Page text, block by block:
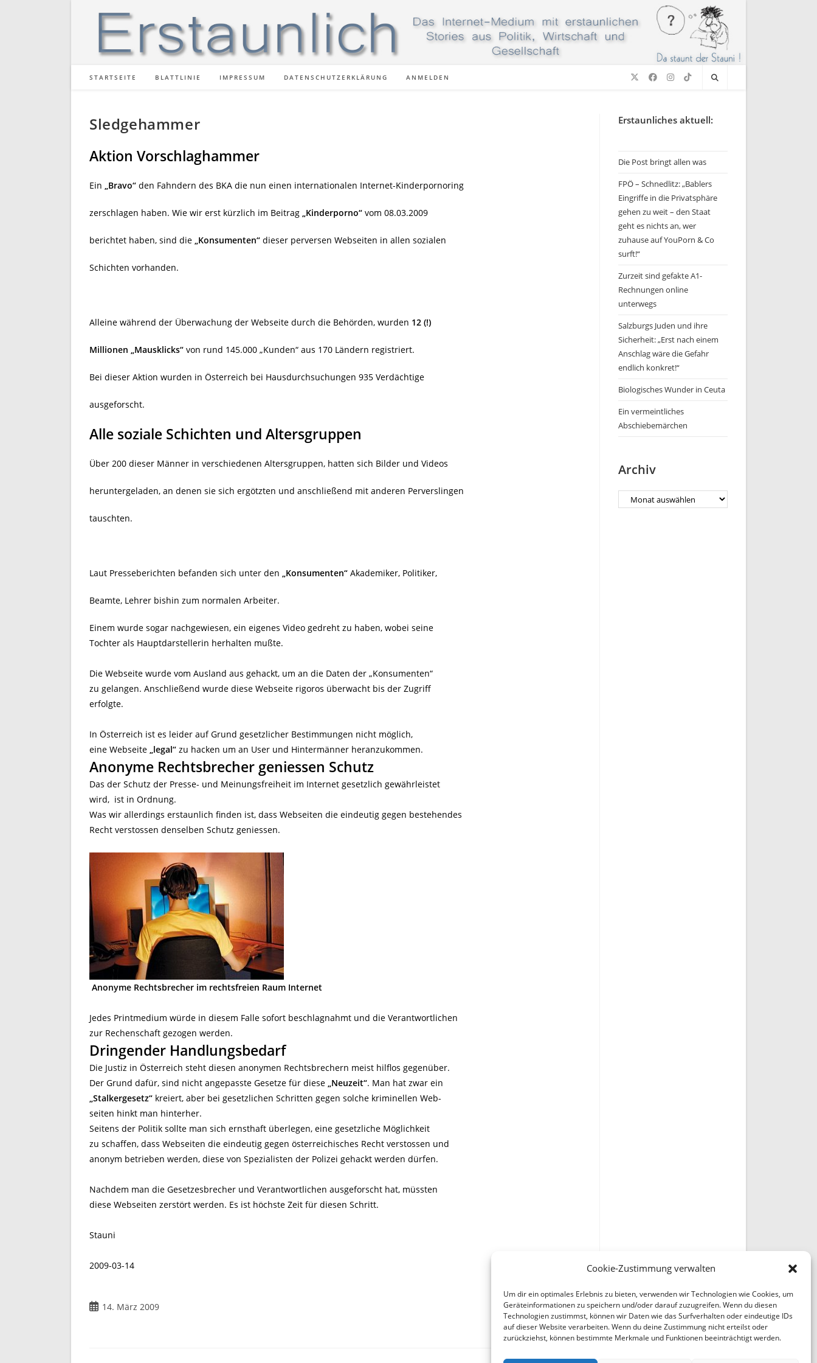
Cookie-Zustimmung verwalten
Um dir ein optimales Erlebnis zu bieten, verwenden wir Technologien wie Cookies, um
Geräteinformationen zu speichern und/oder darauf zuzugreifen. Wenn du diesen
Technologien zustimmst, können wir Daten wie das Surfverhalten oder eindeutige IDs
auf dieser Website verarbeiten. Wenn du deine Zustimmung nicht erteilst oder
zurückziehst, können bestimmte Merkmale und Funktionen beeinträchtigt werden.
STARTSEITE BLATTLINIE IMPRESSUM DATENSCHUTZERKLÄRUNG ANMELDEN
Sledgehammer
Aktion Vorschlaghammer
Ein „Bravo“ den Fahndern des BKA die nun einen internationalen Internet-Kinderpornoring
zerschlagen haben. Wie wir erst kürzlich im Beitrag „Kinderporno“ vom 08.03.2009
berichtet haben, sind die „Konsumenten“ dieser perversen Webseiten in allen sozialen
Schichten vorhanden.
Alleine während der Überwachung der Webseite durch die Behörden, wurden 12 (!)
Millionen „Mausklicks“ von rund 145.000 „Kunden“ aus 170 Ländern registriert.
Bei dieser Aktion wurden in Österreich bei Hausdurchsuchungen 935 Verdächtige
ausgeforscht.
Alle soziale Schichten und Altersgruppen
Über 200 dieser Männer in verschiedenen Altersgruppen, hatten sich Bilder und Videos
heruntergeladen, an denen sie sich ergötzten und anschließend mit anderen Perverslingen
tauschten.
Laut Presseberichten befanden sich unter den „Konsumenten“ Akademiker, Politiker,
Beamte, Lehrer bishin zum normalen Arbeiter.
Einem wurde sogar nachgewiesen, ein eigenes Video gedreht zu haben, wobei seine
Tochter als Hauptdarstellerin herhalten mußte.
Die Webseite wurde vom Ausland aus gehackt, um an die Daten der „Konsumenten“
zu gelangen. Anschließend wurde diese Webseite rigoros überwacht bis der Zugriff
erfolgte.
In Österreich ist es leider auf Grund gesetzlicher Bestimmungen nicht möglich,
eine Webseite „legal“ zu hacken um an User und Hintermänner heranzukommen.
Anonyme Rechtsbrecher geniessen Schutz
Das der Schutz der Presse- und Meinungsfreiheit im Internet gesetzlich gewährleistet
wird, ist in Ordnung.
Was wir allerdings erstaunlich finden ist, dass Webseiten die eindeutig gegen bestehendes
Recht verstossen denselben Schutz geniessen.
Anonyme Rechtsbrecher im rechtsfreien Raum Internet
Jedes Printmedium würde in diesem Falle sofort beschlagnahmt und die Verantwortlichen
zur Rechenschaft gezogen werden.
Dringender Handlungsbedarf
Die Justiz in Österreich steht diesen anonymen Rechtsbrechern meist hilflos gegenüber.
Der Grund dafür, sind nicht angepasste Gesetze für diese „Neuzeit“. Man hat zwar ein
„Stalkergesetz“ kreiert, aber bei gesetzlichen Schritten gegen solche kriminellen Web-
seiten hinkt man hinterher.
Seitens der Politik sollte man sich ernsthaft überlegen, eine gesetzliche Möglichkeit
zu schaffen, dass Webseiten die eindeutig gegen österreichisches Recht verstossen und
anonym betrieben werden, diese von Spezialisten der Polizei gehackt werden dürfen.
Nachdem man die Gesetzesbrecher und Verantwortlichen ausgeforscht hat, müssten
diese Webseiten zerstört werden. Es ist höchste Zeit für diesen Schritt.
Stauni
2009-03-14
Beitrag14. März 2009
Erstaunliches aktuell:
Die Post bringt allen was
FPÖ – Schnedlitz: „Bablers
Eingriffe in die Privatsphäre
gehen zu weit – den Staat
geht es nichts an, wer
zuhause auf YouPorn & Co
surft!“
Zurzeit sind gefakte A1-
Rechnungen online
unterwegs
Salzburgs Juden und ihre
Sicherheit: „Erst nach einem
Anschlag wäre die Gefahr
endlich konkret!“
Biologisches Wunder in Ceuta
Ein vermeintliches
Abschiebemärchen
Archiv
Archiv